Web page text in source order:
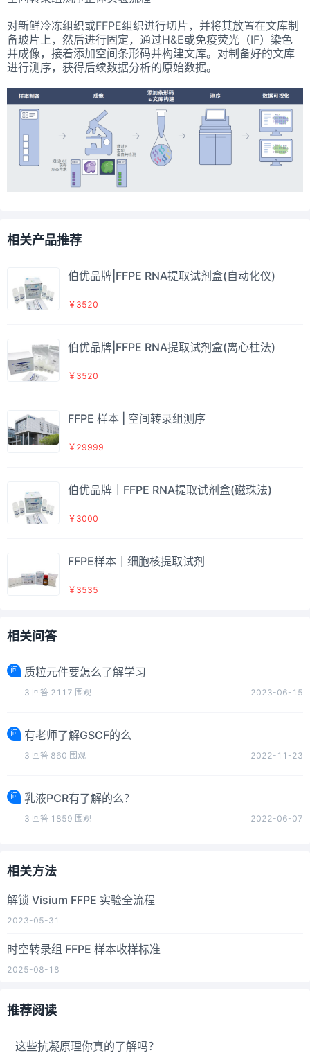
对新鲜冷冻组织或FFPE组织进行切片，并将其放置在文库制
备玻片上，然后进行固定，通过H&E或免疫荧光（IF）染色
并成像，接着添加空间条形码并构建文库。对制备好的文库
进行测序，获得后续数据分析的原始数据。
相关产品推荐
伯优品牌|FFPE RNA提取试剂盒(自动化仪)
￥3520
伯优品牌|FFPE RNA提取试剂盒(离心柱法)
￥3520
FFPE 样本 | 空间转录组测序
￥29999
伯优品牌｜FFPE RNA提取试剂盒(磁珠法)
￥3000
FFPE样本｜细胞核提取试剂
￥3535
相关问答
问 质粒元件要怎么了解学习
3 回答 2117 围观 2023-06-15
问 有老师了解GSCF的么
3 回答 860 围观 2022-11-23
问 乳液PCR有了解的么？
3 回答 1859 围观 2022-06-07
相关方法
解锁 Visium FFPE 实验全流程
2023-05-31
时空转录组 FFPE 样本收样标准
2025-08-18
推荐阅读
这些抗凝原理你真的了解吗？